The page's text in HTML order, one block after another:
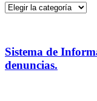
Categorías
Sistema de
denuncias.